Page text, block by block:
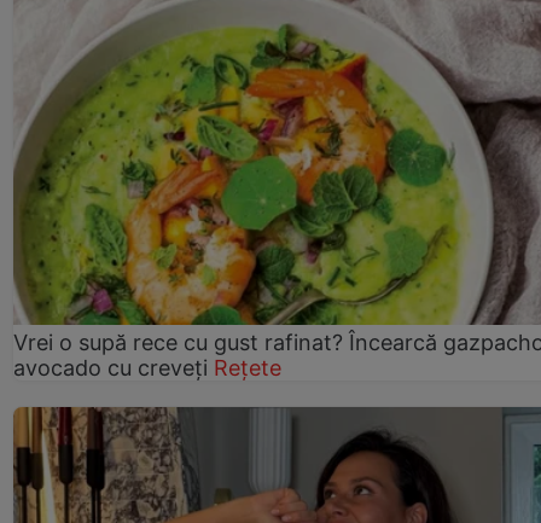
Vrei o supă rece cu gust rafinat? Încearcă
avocado cu creveți Rețete